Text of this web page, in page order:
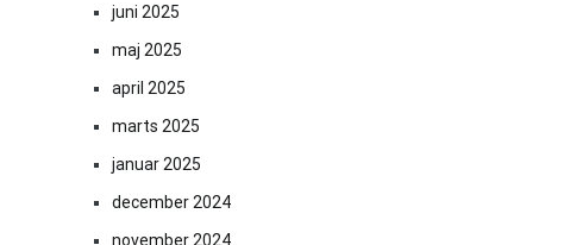
juni 2025
maj 2025
april 2025
marts 2025
januar 2025
december 2024
november 2024